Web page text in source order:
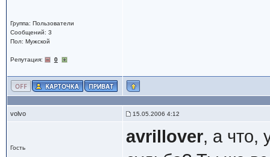
Группа: Пользователи
Сообщений: 3
Пол: Мужской
Репутация: 0
volvo 15.05.2006 4:12
Гость
avrillover, а что,